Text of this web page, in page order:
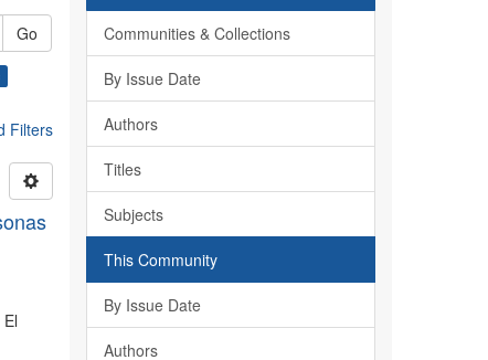
Go
Filters
Communities & Collections
By Issue Date
Authors
Titles
Subjects
This Community
By Issue Date
Authors